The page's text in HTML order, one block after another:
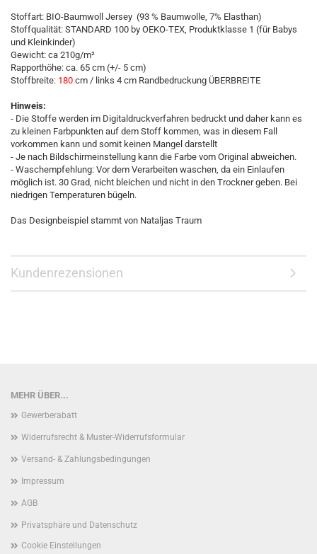
Stoffart: BIO-Baumwoll Jersey (93 % Baumwolle, 7% Elasthan)
Stoffqualität: STANDARD 100 by OEKO-TEX, Produktklasse 1 (für Babys
und Kleinkinder)
Gewicht: ca 210g/m²
Rapporthöhe: ca. 65 cm (+/- 5 cm)
Stoffbreite: 180 cm / links 4 cm Randbedruckung ÜBERBREITE
Hinweis:
- Die Stoffe werden im Digitaldruckverfahren bedruckt und daher kann es
zu kleinen Farbpunkten auf dem Stoff kommen, was in diesem Fall
vorkommen kann und somit keinen Mangel darstellt
- Je nach Bildschirmeinstellung kann die Farbe vom Original abweichen.
- Waschempfehlung: Vor dem Verarbeiten waschen, da ein Einlaufen
möglich ist. 30 Grad, nicht bleichen und nicht in den Trockner geben. Bei
niedrigen Temperaturen bügeln.
Das Designbeispiel stammt von Nataljas Traum
Kundenrezensionen
MEHR ÜBER...
Gewerberabatt
Widerrufsrecht & Muster-Widerrufsformular
Versand- & Zahlungsbedingungen
Impressum
AGB
Privatsphäre und Datenschutz
Cookie Einstellungen